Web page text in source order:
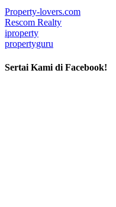
Property-lovers.com
Rescom Realty
iproperty
propertyguru
Sertai Kami di Facebook!